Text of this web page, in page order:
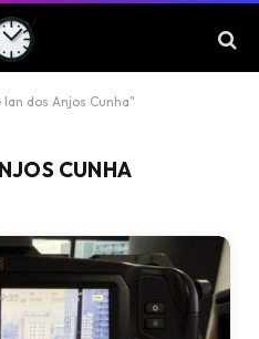
dos Anjos Cunha"
CUNHA